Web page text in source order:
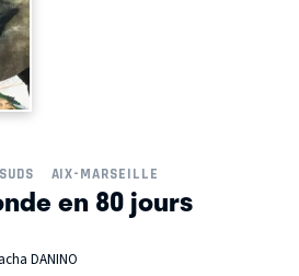
AIX-MARSEILLE
en 80 jours
DANINO